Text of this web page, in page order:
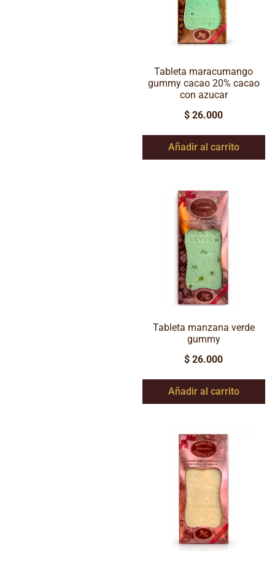
Tableta maracumango
gummy cacao 20% cacao
con azucar
$ 26.000
Añadir al carrito
Tableta manzana verde
gummy
$ 26.000
Añadir al carrito